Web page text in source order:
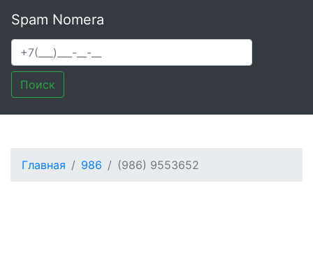
Spam Nomera
Поиск
Главная 986 (986) 9553652